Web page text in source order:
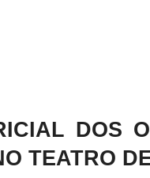
DOS
TEATRO